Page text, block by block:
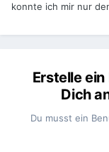
konnte ich mir nur
Erstelle
Dich
Du musst ein